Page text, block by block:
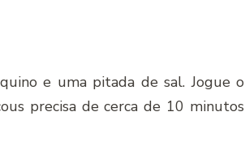
e uma pitada de sal. Jogue o
precisa de cerca de 10 minutos